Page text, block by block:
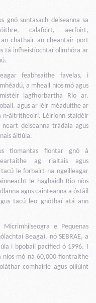
gnó suntasach deiseanna sa
calafoirt, aerfoirt,
an chathair an cheantair port
tá infheistíochtaí ollmhóra ar
feabhsaithe favelas, i
a mheall níos mó agus
lagfhorbartha Rio ar.
agus ar léir méaduithe ar
n-áitritheoirí. Léiríonn staidéir
deiseanna trádála agus
áitiúla.
tiomantas fiontar gnó á
ag rialtais agus
le forbairt na ngeilleagar
le haghaidh Rio níos
agus cainteanna a óstáil
tacú leo gnóthaí atá ann
e Pequenas
Beaga), nó SEBRAE, a
i bpobail pacified ó 1996. I
níos mó ná 60,000 fiontraithe
comhairle agus oiliúint